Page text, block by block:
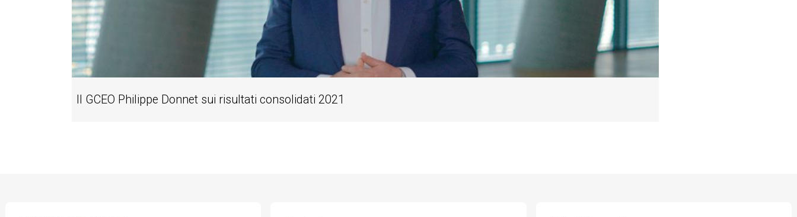
Il GCEO Philippe Donnet sui risultati consolidati 2021